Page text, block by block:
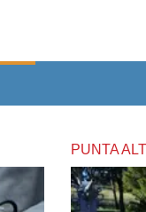
PUNTA